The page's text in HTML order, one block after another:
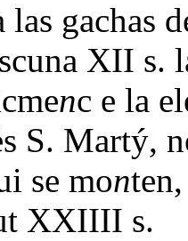
gachas
XII s.
nc e la
S. Martý,
se mon
XXIIII s.